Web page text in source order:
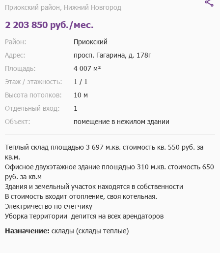
Приокский район, Нижний Новгород
2 203 850 руб./мес.
Район:
Приокский
Адрес:
просп. Гагарина, д. 178г
Площадь:
4 007 м²
Этаж / этажность:
1 / 1
Высота потолков:
10 м
Отдельный вход:
1
Объект:
помещение в нежилом здании
Теплый склад площадью 3 697 м.кв. стоимость кв. 550 руб. за
кв.м.
Офисное двухэтажное здание площадью 310 м.кв. стоимость 650
руб. за кв.м
Здания и земельный участок находятся в собственности
В стоимость входит отопление, своя котельная.
Электричество по счетчику
Уборка территории  делится на всех арендаторов
Назначение: склады (склады теплые)